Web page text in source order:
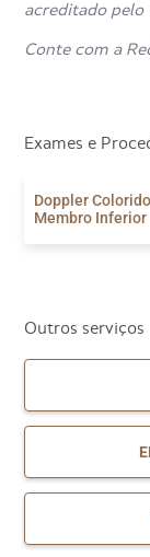
acreditado pelo
Conte com a
Exames e
Doppler
Membro Inferior
Outros serviços